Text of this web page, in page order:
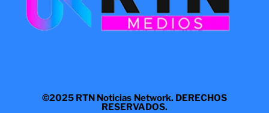
©2025 RTN Noticias Network. DERECHOS
RESERVADOS.